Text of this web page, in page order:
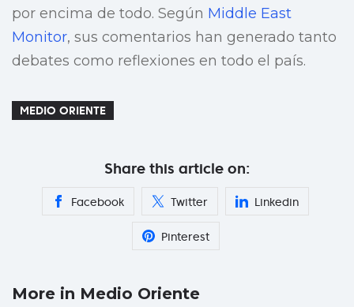
por encima de todo. Según Middle East
Monitor, sus comentarios han generado tanto
debates como reflexiones en todo el país.
MEDIO ORIENTE
Share this article on:
Facebook Twitter Linkedin
Pinterest
More in Medio Oriente